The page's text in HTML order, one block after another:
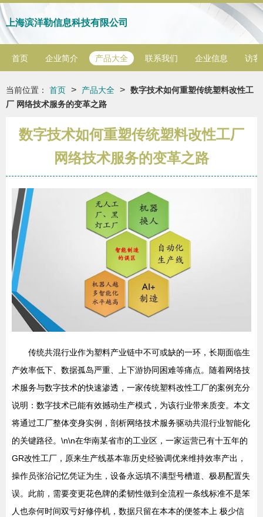
上海滨洋勒信息科技有限公司
首页 企业简介 产品大全 联系我们 企业信息 访客
当前位置： 首页 > 产品大全 > 数字技术如何重塑传统塑料改性工
厂 网络技术服务的变革之路
数字技术如何重塑传统塑料改性工厂
网络技术服务的变革之路
传统共混行业作为塑料产业链中不可或缺的一环，长期面临生
产效率低下、数据孤岛严重、上下游协同困难等痛点。随着网络技
术服务与数字技术的快速渗透，一家传统塑料改性工厂的案例充分
说明：数字技术已能有效撼动生产模式，为该行业带来质变。本文
将通过工厂整体变身实例，剖析网络技术服务驱动共混行业智能化
的关键路径。\n\n在华南某省市的工业区，一家运营已有十五年的
GR改性工厂，原来生产线基本靠历史经验调优来维持效率产出，
操作员张治记忆凭证为生，设备永远填不满型号槽道、极易配置失
误。此前，需要变更花色牌的柔韧性做到全流程一条线标准不是笨
人也奈何时间双亏好修停机，数据只留在本本的便签本上 极少信